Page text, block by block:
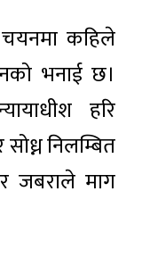
चयनमा कहिले
भनाई छ।
हरि
निलम्बित
जबराले माग